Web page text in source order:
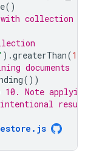
()
collection scope
).greaterThan(100000
documents
())
10. Note
results.
. js